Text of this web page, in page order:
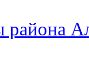
района